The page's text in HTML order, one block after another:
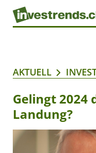
AKTUELL
Gelingt 2024
Landung?